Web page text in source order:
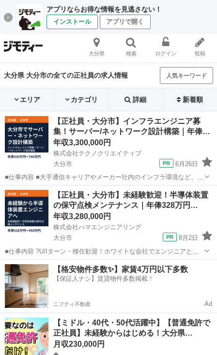
アプリならお得な情報を見逃さない！
インストール アプリで開く
大分県 検索 ログイン 投稿
大分県 大分市の全ての正社員の求人情報 人気キーワード
エリア カテゴリ 詳細 新着順
【正社員・大分市】インフラエンジニア募
集！サーバー/ネットワーク設計構築｜年俸…
年収3,300,000円
株式会社テクノクリエイティブ
大分市
6月26日
■仕事内容 ■大手通信キャリアやメーカー社内のインフラ環境など、ネ
ットワークやサーバーの設計、構築、運用・保守業務をご担当いただ
きます。 ・ネットワーク/サーバー設計・構築・運用・監視 ・データ
ベースシステム構築 ...
大分 大分市 IT インフラエンジニア
【正社員・大分市】未経験歓迎！半導体装置
の保守点検メンテナンス｜年俸328万円…
年収3,280,000円
株式会社ハマエンジニアリング
大分市
8月2日
■仕事内容 ?U/Iターン・移住歓迎！ホワイトな会社でエンジニアとし
てのキャリアを築きませんか？！? ＼ハマエンジニアリングで働く3つ
の魅力／ 有給取得率は88.7%！ 福利厚生も手厚く、引越し手当も全額
負担！ ...
大分 大分市 技術 未経験
【格安物件多数✨】家賃4万円以下多数
【保証人ナシ】賃貸物件多数掲載！
ニフティ不動産 Ad
【ミドル・40代・50代活躍中】【普通免許で
正社員】未経験からはじめる！大分県…
月収230,000円